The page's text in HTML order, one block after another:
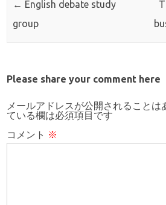
Post navigation
← English debate study
group
Please share your comment here
メールアドレスが公開されることは
ている欄は必須項目です
コメント ※